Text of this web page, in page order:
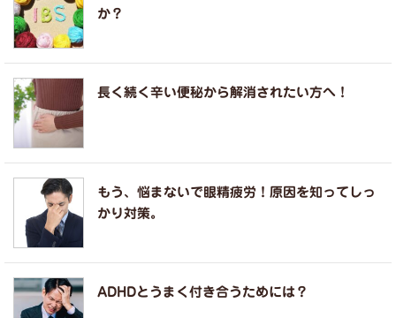
か？
長く続く辛い便秘から解消されたい方へ！
もう、悩まないで眼精疲労！原因を知ってしっ
かり対策。
ADHDとうまく付き合うためには？